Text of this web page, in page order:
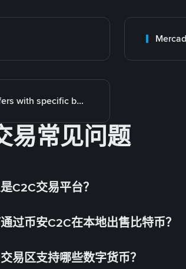
Transfers with specific bank
易常见问题
C2C交易平台？
过币安C2C在本地出售比特币？
易区支持哪些数字货币？